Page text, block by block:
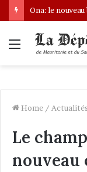
Ona: le
Menu
Home / Actualités
Le